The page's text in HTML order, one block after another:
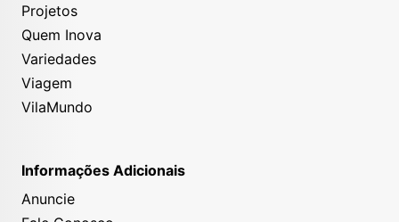
Projetos
Quem Inova
Variedades
Viagem
VilaMundo
Informações Adicionais
Anuncie